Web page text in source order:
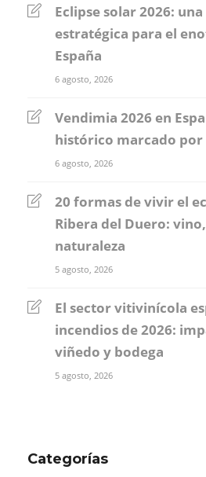
Eclipse solar 2026:
estratégica para el
España
6 agosto, 2026
Vendimia 2026 en
histórico marcado
6 agosto, 2026
20 formas de vivir el
Ribera del Duero:
naturaleza
5 agosto, 2026
El sector vitivinícola
incendios de 2026:
viñedo y bodega
5 agosto, 2026
Categorías